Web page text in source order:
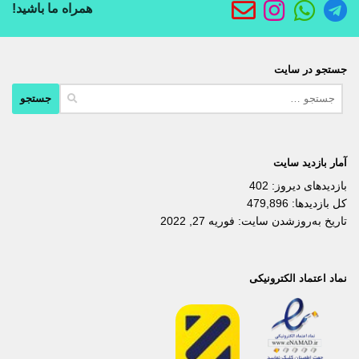
همراه ما باشید!
جستجو در سایت
آمار بازدید سایت
بازدیدهای دیروز: 402
کل بازدیدها: 479,896
تاریخ به‌روزشدن سایت: فوریه 27, 2022
نماد اعتماد الکترونیکی